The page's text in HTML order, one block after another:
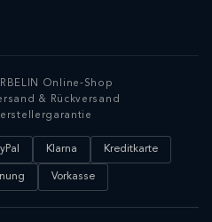
Online-Shop
& Rückversand
Klarna Kreditkarte
Vorkasse